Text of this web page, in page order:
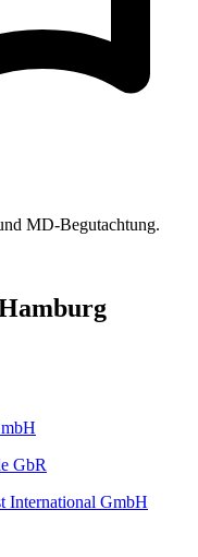
MD-Begutachtung.
GbR
International GmbH